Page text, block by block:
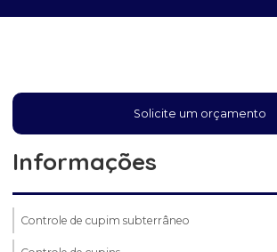
Solicite um orçamento
Informações
Controle de cupim subterrâneo